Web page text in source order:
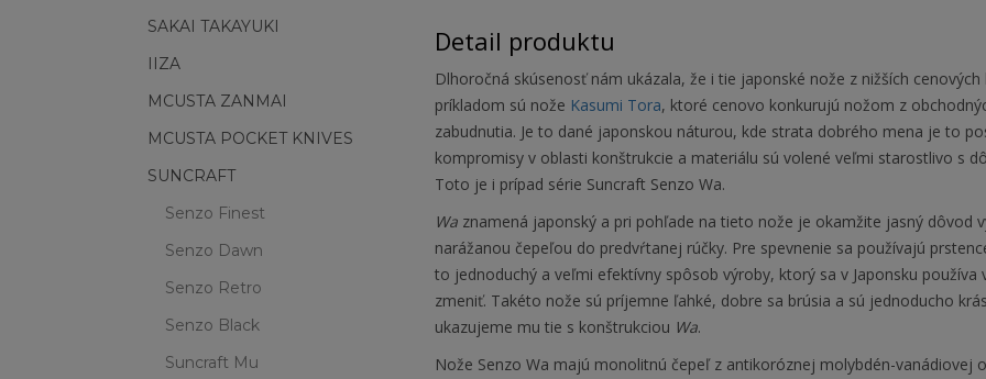
SAKAI TAKAYUKI
IIZA
MCUSTA ZANMAI
MCUSTA POCKET KNIVES
SUNCRAFT
Senzo Finest
Senzo Dawn
Senzo Retro
Senzo Black
Suncraft Mu
Detail produktu
Dlhoročná skúsenosť nám ukázala, že i tie japonské nože z nižších
príkladom sú nože Kasumi Tora, ktoré cenovo konkurujú nožom z
zabudnutia. Je to dané japonskou náturou, kde strata dobrého mena je to
kompromisy v oblasti konštrukcie a materiálu sú volené veľmi starostlivo s
Toto je i prípad série Suncraft Senzo Wa.
Waznamená japonský a pri pohľade na tieto nože je okamžite jasný dôvod
narážanou čepeľou do predvŕtanej rúčky. Pre spevnenie sa používajú
to jednoduchý a veľmi efektívny spôsob výroby, ktorý sa v Japonsku
zmeniť. Takéto nože sú príjemne ľahké, dobre sa brúsia a sú jednoducho
ukazujeme mu tie s konštrukciou Wa.
Nože Senzo Wa majú monolitnú čepeľ z antikoróznej molybdén-vanádiovej